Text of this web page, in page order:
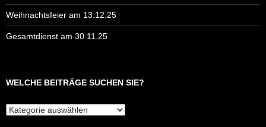
Weihnachtsfeier am 13.12.25
Gesamtdienst am 30.11.25
WELCHE BEITRÄGE SUCHEN SIE?
Welche